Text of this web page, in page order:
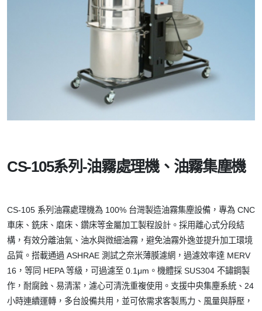
CS-105系列-油霧處理機、油霧集塵機
CS-105 系列油霧處理機為 100% 台灣製造油霧集塵設備，專為 CNC
車床、銑床、磨床、鑽床等金屬加工製程設計。採用離心式分段結
構，有效分離油氣、油水與微細油霧，避免油霧外逸並提升加工環境
品質。搭載通過 ASHRAE 測試之奈米薄膜濾網，過濾效率達 MERV
16，等同 HEPA 等級，可過濾至 0.1μm。機體採 SUS304 不鏽鋼製
作，耐腐蝕、易清潔，濾心可清洗重複使用。支援中央集塵系統、24
小時連續運轉，多台設備共用，並可依需求客製馬力、風量與靜壓，